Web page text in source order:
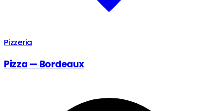
Pizzeria
Pizza — Bordeaux